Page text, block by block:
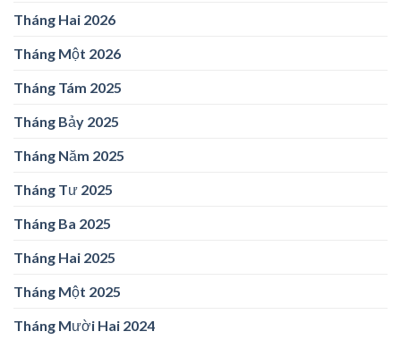
Tháng Hai 2026
Tháng Một 2026
Tháng Tám 2025
Tháng Bảy 2025
Tháng Năm 2025
Tháng Tư 2025
Tháng Ba 2025
Tháng Hai 2025
Tháng Một 2025
Tháng Mười Hai 2024